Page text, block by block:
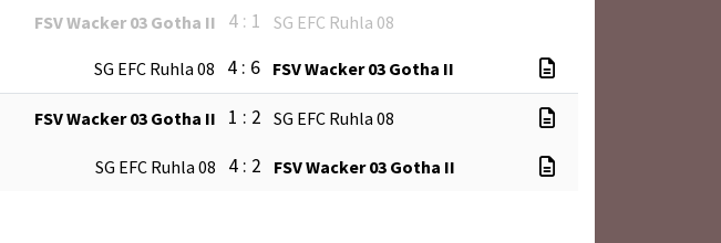
FSV Wacker 03 Gotha II 4 : 1 SG EFC Ruhla 08
SG EFC Ruhla 08 4 : 6 FSV Wacker 03 Gotha II
FSV Wacker 03 Gotha II 1 : 2 SG EFC Ruhla 08
SG EFC Ruhla 08 4 : 2 FSV Wacker 03 Gotha II